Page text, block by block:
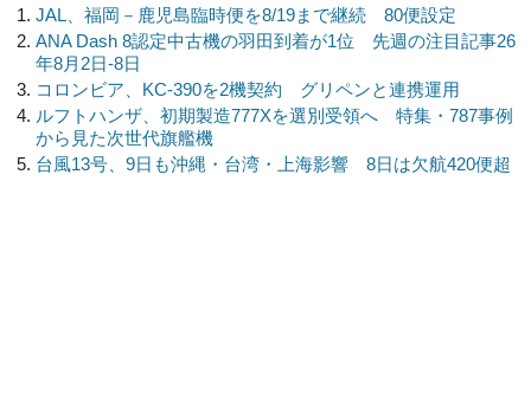
JAL、福岡－鹿児島臨時便を8/19まで継続 80便設定
ANA Dash 8認定中古機の羽田到着が1位 先週の注目記事26
年8月2日-8日
コロンビア、KC-390を2機契約 グリペンと連携運用
ルフトハンザ、初期製造777Xを選別受領へ 特集・787事例
から見た次世代旗艦機
台風13号、9日も沖縄・台湾・上海影響 8日は欠航420便超